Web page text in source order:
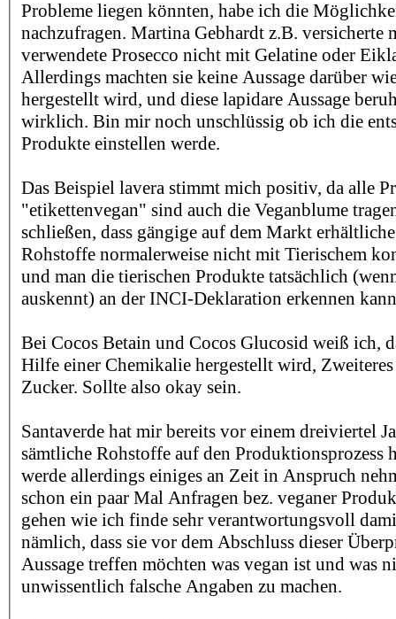
Probleme liegen könnten, habe ich die
nachzufragen. Martina Gebhardt z.B. versicherte
verwendete Prosecco nicht mit Gelatine oder
Allerdings machten sie keine Aussage darüber
hergestellt wird, und diese lapidare Aussage
wirklich. Bin mir noch unschlüssig ob ich die
Produkte einstellen werde.
Das Beispiel lavera stimmt mich positiv, da alle
"etikettenvegan" sind auch die Veganblume
schließen, dass gängige auf dem Markt
Rohstoffe normalerweise nicht mit Tierischem
und man die tierischen Produkte tatsächlich
auskennt) an der INCI-Deklaration erkennen
Bei Cocos Betain und Cocos Glucosid weiß ich,
Hilfe einer Chemikalie hergestellt wird,
Zucker. Sollte also okay sein.
Santaverde hat mir bereits vor einem dreiviertel
sämtliche Rohstoffe auf den Produktionsprozess
werde allerdings einiges an Zeit in Anspruch
schon ein paar Mal Anfragen bez. veganer
gehen wie ich finde sehr verantwortungsvoll
nämlich, dass sie vor dem Abschluss dieser
Aussage treffen möchten was vegan ist und was
unwissentlich falsche Angaben zu machen.